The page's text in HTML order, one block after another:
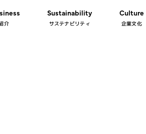
介
Sustainability
サステナビリティ
Culture
企業文化